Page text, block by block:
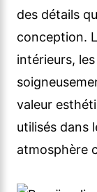
des détails
conception.
intérieurs,
valeur
utilisés dans
atmosphère